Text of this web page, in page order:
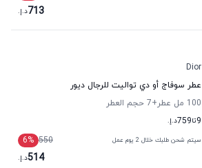
713د.إ.
Dior
عطر سوفاج أو دي تواليت للرجال ديور
100 مل عطر
+7
حجم العطر
9تا759د.إ.
سيتم شحن طلبك خلال 2 يوم عمل 550
6%
514د.إ.